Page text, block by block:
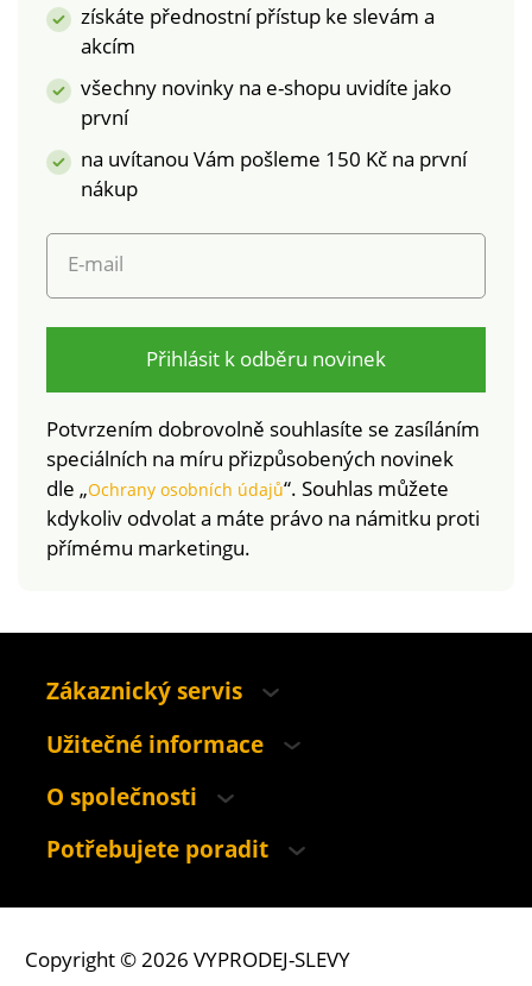
na široké spektrum
škodlivých látek a
výrobek je bezpečný
nad rámec platných
norem. Lze prát v
pračce.
získáte přednostní přístup ke slevám a
akcím
všechny novinky na e-shopu uvidíte jako
první
na uvítanou Vám pošleme 150 Kč na první
nákup
E-mail
Přihlásit k odběru novinek
Potvrzením dobrovolně souhlasíte se zasíláním
speciálních na míru přizpůsobených novinek
dle „Ochrany osobních údajů“. Souhlas můžete
kdykoliv odvolat a máte právo na námitku proti
přímému marketingu.
Zákaznický servis
Užitečné informace
O společnosti
Potřebujete poradit
Copyright © 2026 VYPRODEJ-SLEVY